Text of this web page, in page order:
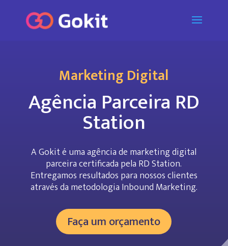
Marketing Digital
Agência Parceira RD
Station
A Gokit é uma agência de marketing digital
parceira certificada pela RD Station.
Entregamos resultados para nossos clientes
através da metodologia Inbound Marketing.
Faça um orçamento